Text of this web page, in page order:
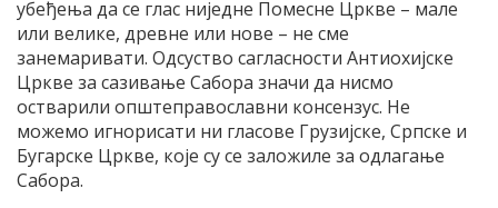
убеђења да се глас ниједне Помесне Цркве – мале
или велике, древне или нове – не сме
занемаривати. Одсуство сагласности Антиохијске
Цркве за сазивање Сабора значи да нисмо
остварили општеправославни консензус. Не
можемо игнорисати ни гласове Грузијске, Српске и
Бугарске Цркве, које су се заложиле за одлагање
Сабора.